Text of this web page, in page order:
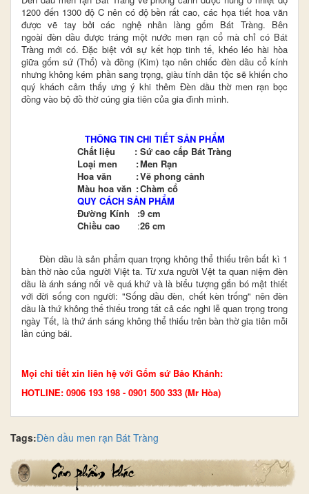
1200 đến 1300 độ C nên có độ bền rất cao, các họa tiết hoa văn
được vẽ tay bởi các nghệ nhân làng gốm Bát Tràng. Bên
ngoài đèn dầu được tráng một nước men rạn cổ mà chỉ có Bát
Tràng mới có. Đặc biệt với sự kết hợp tinh tế, khéo léo hài hòa
giữa gốm sứ (Thổ) và đồng (Kim) tạo nên chiếc đèn dầu cổ kính
nhưng không kém phần sang trọng, giàu tính dân tộc sẽ khiến cho
quý khách cảm thấy ưng ý khi thêm Đèn dầu thờ men rạn bọc
đồng vào bộ đồ thờ cúng gia tiên của gia đình mình.
THÔNG TIN CHI TIẾT SẢN PHẨM
Chất liệu
: Sứ cao cấp Bát Tràng
Loại men
:Men Rạn
Hoa văn
:Vẽ phong cảnh
Màu hoa văn :Chàm cổ
QUY CÁCH SẢN PHẨM
Đường Kính
:9 cm
Chiều cao
:26 cm
Đèn dầu là sản phẩm quan trọng không thể thiếu trên bất kì 1
bàn thờ nào của người Việt ta. Từ xưa người Vệt ta quan niệm đèn
dầu là ánh sáng nối về quá khứ và là biểu tượng gắn bó mật thiết
với đời sống con người: "Sống dầu đèn, chết kèn trống" nên đèn
dầu là thứ không thể thiếu trong tất cả các nghi lễ quan trọng trong
ngày Tết, là thứ ánh sáng không thể thiếu trên bàn thờ gia tiên mỗi
lần cúng bái.
Mọi chi tiết xin liên hệ với Gốm sứ Bảo Khánh:
HOTLINE: 0906 193 198 - 0901 500 333 (Mr Hòa)
Tags:Đèn dầu men rạn Bát Tràng